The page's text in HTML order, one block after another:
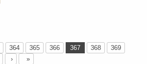
364 365 366 367 368
369
› »